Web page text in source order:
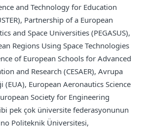
and Technology for Education
Partnership of a European
and Space Universities (PEGASUS),
Regions Using Space Technologies
of European Schools for Advanced
and Research (CESAER), Avrupa
European Aeronautics Science
Society for Engineering
pek çok üniversite federasyonunun
Politeknik Üniversitesi,